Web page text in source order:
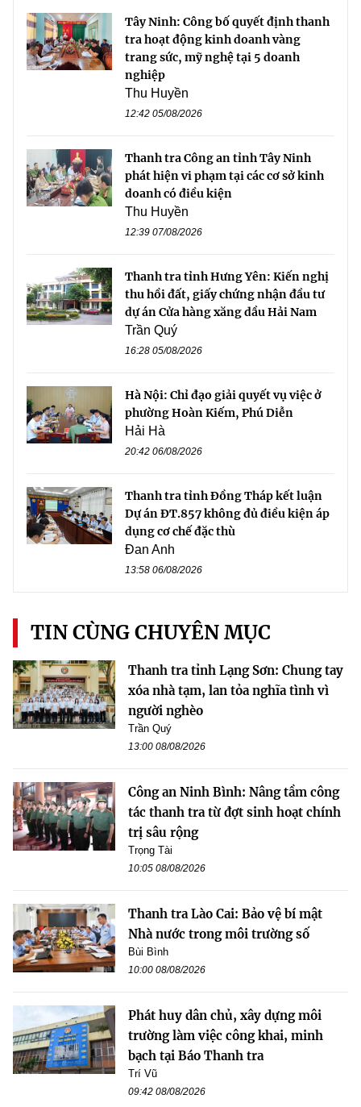
Tây Ninh: Công bố quyết định thanh
tra hoạt động kinh doanh vàng
trang sức, mỹ nghệ tại 5 doanh
nghiệp
Thu Huyền
12:42 05/08/2026
Thanh tra Công an tỉnh Tây Ninh
phát hiện vi phạm tại các cơ sở kinh
doanh có điều kiện
Thu Huyền
12:39 07/08/2026
Thanh tra tỉnh Hưng Yên: Kiến nghị
thu hồi đất, giấy chứng nhận đầu tư
dự án Cửa hàng xăng dầu Hải Nam
Trần Quý
16:28 05/08/2026
Hà Nội: Chỉ đạo giải quyết vụ việc ở
phường Hoàn Kiếm, Phú Diễn
Hải Hà
20:42 06/08/2026
Thanh tra tỉnh Đồng Tháp kết luận
Dự án ĐT.857 không đủ điều kiện áp
dụng cơ chế đặc thù
Đan Anh
13:58 06/08/2026
TIN CÙNG CHUYÊN MỤC
Thanh tra tỉnh Lạng Sơn: Chung tay
xóa nhà tạm, lan tỏa nghĩa tình vì
người nghèo
Trần Quý
13:00 08/08/2026
Công an Ninh Bình: Nâng tầm công
tác thanh tra từ đợt sinh hoạt chính
trị sâu rộng
Trọng Tài
10:05 08/08/2026
Thanh tra Lào Cai: Bảo vệ bí mật
Nhà nước trong môi trường số
Bùi Bình
10:00 08/08/2026
Phát huy dân chủ, xây dựng môi
trường làm việc công khai, minh
bạch tại Báo Thanh tra
Trí Vũ
09:42 08/08/2026